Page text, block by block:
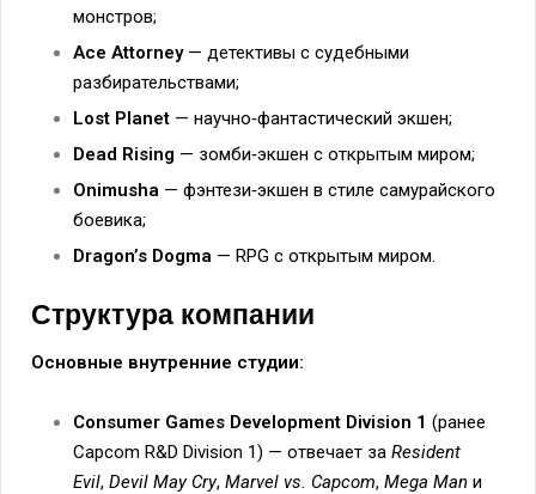
монстров;
Ace Attorney— детективы с судебными
разбирательствами;
Lost Planet — научно‑фантастический экшен;
Dead Rising — зомби‑экшен с открытым миром;
Onimusha — фэнтези‑экшен в стиле самурайского
боевика;
Dragon’s Dogma — RPG с открытым миром.
Структура компании
Основные внутренние студии:
Consumer Games Development Division 1 (ранее
Capcom R&D Division 1) — отвечает за Resident
Evil, Devil May Cry, Marvel vs. Capcom, Mega Man и